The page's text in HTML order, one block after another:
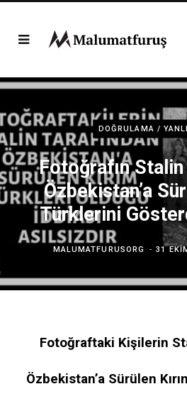
DOĞRULAMA /
Fotoğrafın Stalin
Özbekistan’a
Türklerini
MALUMATFURUSORG 31
Fotoğraftaki Kişilerin
Özbekistan’a Sürülen